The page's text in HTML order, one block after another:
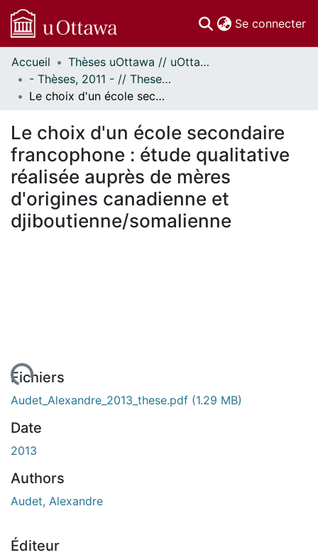
Se connecter
Communautés
et collections
Parcourir
À propos
Accueil
Thèses uOttawa // uOttawa Theses
- Thèses, 2011 - // Theses, 2011 -
Le choix d'un école secondaire francophone : étude qualitative réalisée auprès de mères d'origines canadienne et djiboutienne/somalienne
Le choix d'un école secondaire
francophone : étude qualitative
réalisée auprès de mères
d'origines canadienne et
djiboutienne/somalienne
Fichiers
Audet_Alexandre_2013_these.pdf (1.29 MB)
Date
2013
Authors
Audet, Alexandre
Éditeur